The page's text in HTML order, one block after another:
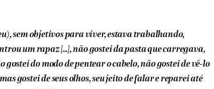
sem objetivos para viver, estava trabalhando,
um rapaz […], não gostei da pasta que carregava,
gostei do modo de pentear o cabelo, não gostei de vê-lo
gostei de seus olhos, seu jeito de falar e reparei até